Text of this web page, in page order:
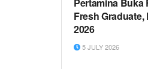
Fresh
2026
5 JULY 2026